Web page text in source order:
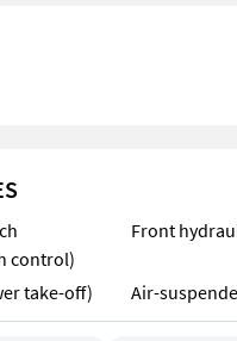
control)
Front
take-off) Air-